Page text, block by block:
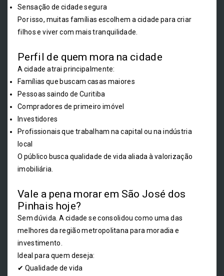
Sensação de cidade segura
Por isso, muitas famílias escolhem a cidade para criar
filhos e viver com mais tranquilidade.
Perfil de quem mora na cidade
A cidade atrai principalmente:
Famílias que buscam casas maiores
Pessoas saindo de Curitiba
Compradores de primeiro imóvel
Investidores
Profissionais que trabalham na capital ou na indústria
local
O público busca qualidade de vida aliada à valorização
imobiliária.
Vale a pena morar em São José dos
Pinhais hoje?
Sem dúvida. A cidade se consolidou como uma das
melhores da região metropolitana para moradia e
investimento.
Ideal para quem deseja:
✔ Qualidade de vida